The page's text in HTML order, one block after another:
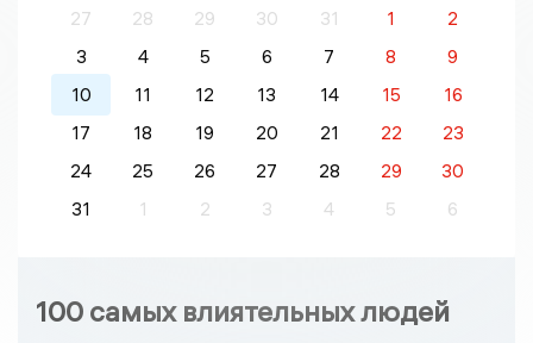
27
28 29 30 31 1
2
3
4 5 6 7 8
9
10
11 12 13 14 15
16
17
18 19 20 21 22
23
24
25 26 27 28 29
30
31
1 2 3 4 5 6
100 самых влиятельных людей